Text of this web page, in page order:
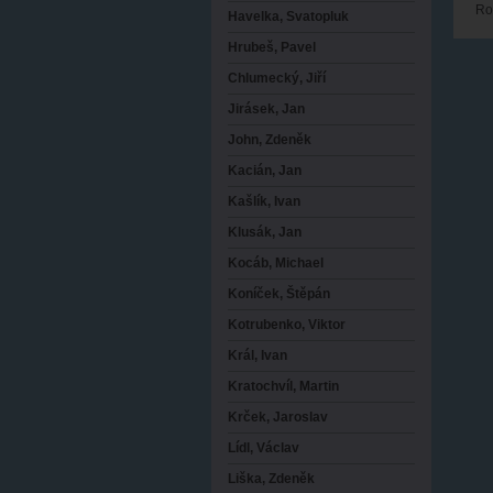
Havelka, Svatopluk
Hrubeš, Pavel
Chlumecký, Jiří
Jirásek, Jan
John, Zdeněk
Kacián, Jan
Kašlík, Ivan
Klusák, Jan
Kocáb, Michael
Koníček, Štěpán
Kotrubenko, Viktor
Král, Ivan
Kratochvíl, Martin
Krček, Jaroslav
Lídl, Václav
Liška, Zdeněk